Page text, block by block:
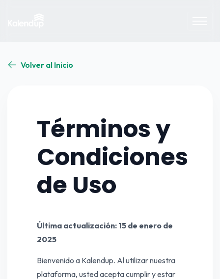
Volver al Inicio
Términos y
Condiciones
de Uso
Última actualización: 15 de enero de
2025
Bienvenido a Kalendup. Al utilizar nuestra
plataforma, usted acepta cumplir y estar